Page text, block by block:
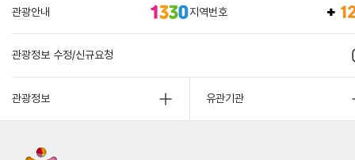
관광안내 지역번호
관광정보 수정/신규요청
관광정보 유관기관